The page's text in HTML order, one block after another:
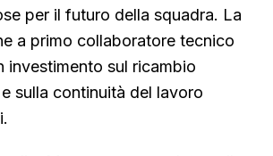
per il futuro della squadra. La
a primo collaboratore tecnico
investimento sul ricambio
sulla continuità del lavoro